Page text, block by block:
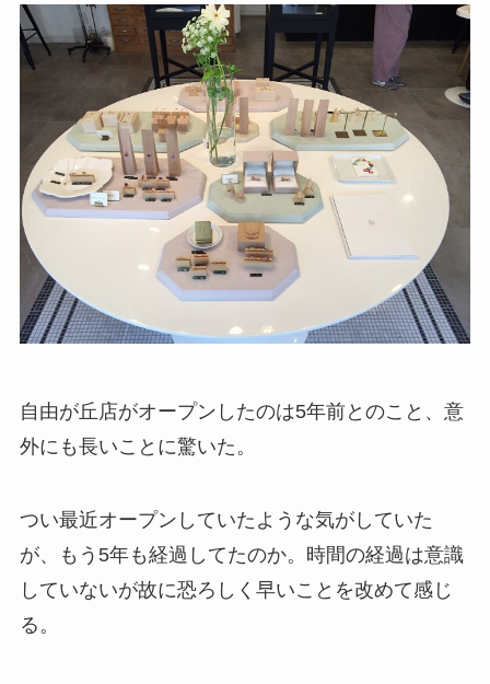
自由が丘店がオープンしたのは5年前とのこと、意
外にも長いことに驚いた。
つい最近オープンしていたような気がしていた
が、もう5年も経過してたのか。時間の経過は意識
していないが故に恐ろしく早いことを改めて感じ
る。